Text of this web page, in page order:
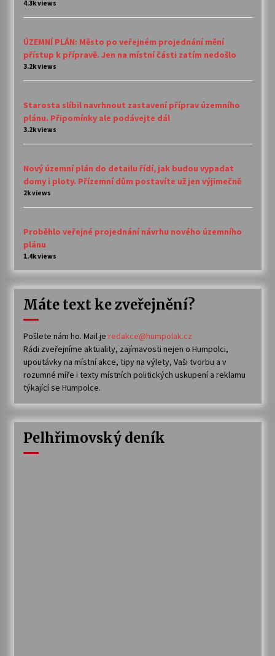
4.3k views
ÚZEMNÍ PLÁN: Město po veřejném projednání mění
přístup k přípravě. Jen na místní části zatím nedošlo
3.2k views
Starosta slíbil navrhnout zastavení příprav územního
plánu. Připomínky ale podávejte dál
3.2k views
Nový územní plán do detailu řídí, jak budou vypadat
domy i ploty. Přízemní dům postavíte už jen výjimečně
2k views
Proběhlo veřejné projednání návrhu nového územního
plánu
1.4k views
Máte text ke zveřejnění?
Pošlete nám ho. Mail je redakce@humpolak.cz
Rádi zveřejníme aktuality, zajímavosti nejen o Humpolci,
upoutávky na místní akce, tipy na výlety, Vaši tvorbu a v
rozumné míře i texty místních politických uskupení a reklamu
týkající se Humpolce.
Pelhřimovský deník